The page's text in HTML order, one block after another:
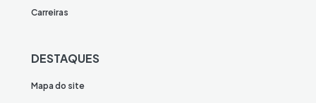
Carreiras
DESTAQUES
Mapa do site